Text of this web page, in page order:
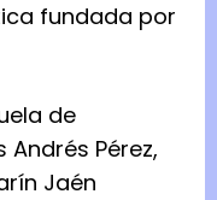
fundada por
de
Andrés Pérez,
Jaén